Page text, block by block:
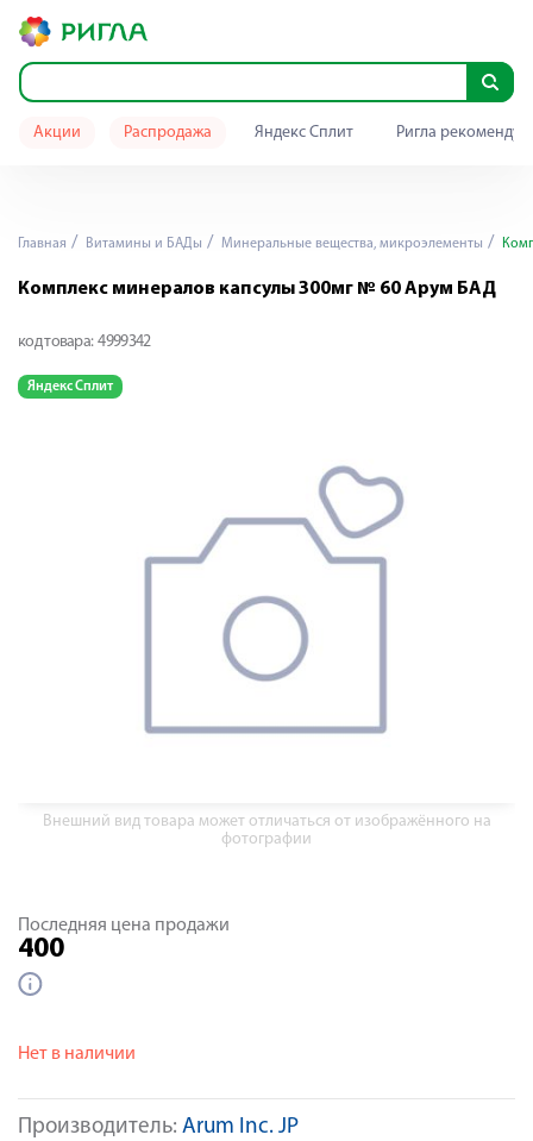
Акции Распродажа Яндекс Сплит Ригла
Главная Витамины и БАДы Минеральные вещества, микроэлементы
Комплекс минералов капсулы 300мг № 60 Арум БАД
код товара: 4999342
Яндекс Сплит
Внешний вид товара может отличаться от изображённого на
фотографии
Производитель: Arum Inc. JP
Последняя цена продажи
400
Нет в наличии